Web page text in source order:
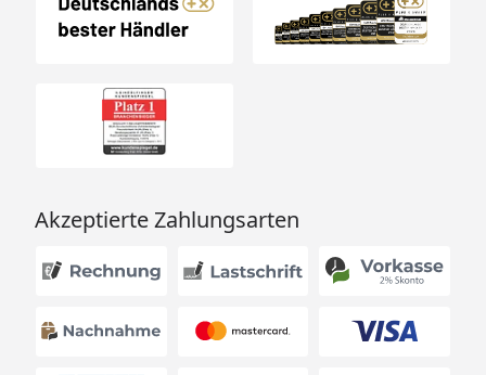
Akzeptierte Zahlungsarten